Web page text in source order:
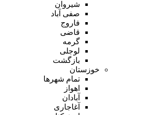
شیروان
صفی آباد
فاروج
قاضی
گرمه
لوجلی
بازگشت
خوزستان
تمام شهر‌ها
اهواز
آبادان
آغاجاری